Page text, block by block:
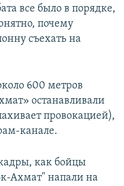
все было в порядке,
почему
съехать на
600 метров
останавливали
провокацией),
канале.
как бойцы
Ахмат" напали на